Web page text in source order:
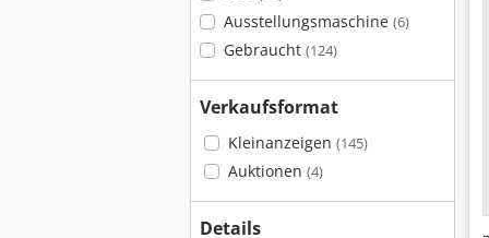
Ausstellungsmaschine (6)
Gebraucht (124)
Verkaufsformat
Kleinanzeigen (145)
Auktionen (4)
Details